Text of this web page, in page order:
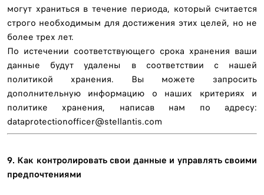
могут храниться в течение периода, который считается
строго необходимым для достижения этих целей, но не
более трех лет.
По истечении соответствующего срока хранения ваши
данные будут удалены в соответствии с нашей
политикой хранения. Вы можете запросить
дополнительную информацию о наших критериях и
политике хранения, написав нам по адресу:
dataprotectionofficer@stellantis.com
9. Как контролировать свои данные и управлять своими
предпочтениями